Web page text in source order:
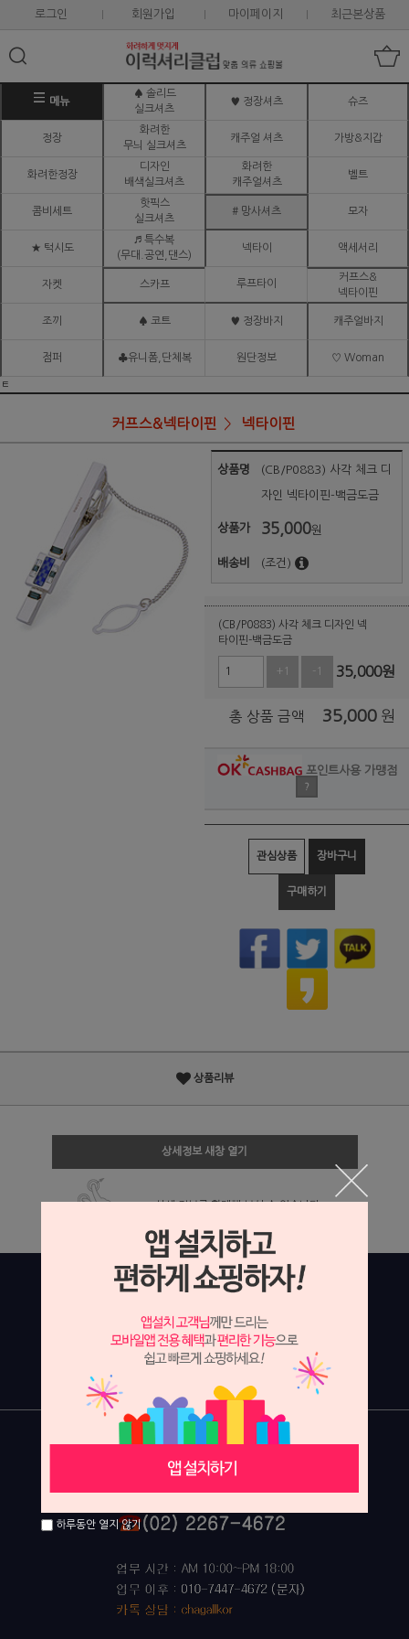
로그인 회원가입 마이페이지 최근본상품
메뉴
♠ 솔리드
실크셔츠
♥ 정장셔츠 슈즈
정장
화려한
무늬 실크셔츠
캐주얼 셔츠 가방&지갑
화려한정장
디자인
배색실크셔츠
화려한
캐주얼셔츠
벨트
콤비세트
핫픽스
실크셔츠
# 망사셔츠 모자
★ 턱시도
♬ 특수복
(무대.공연,댄스)
넥타이 액세서리
자켓 스카프 루프타이
커프스&
넥타이핀
조끼 ♠ 코트 ♥ 정장바지 캐주얼바지
점퍼 ♣유니폼,단체복 원단정보 ♡ Woman
ㅌ
커프스&넥타이핀 넥타이핀
상품명 (CB/P0883) 사각 체크 디
자인 넥타이핀-백금도금
상품가 35,000원
배송비 (조건)
(CB/P0883) 사각 체크 디자인 넥
타이핀-백금도금
+1 -1 35,000원
총 상품 금액 35,000 원
포인트사용 가맹점
?
관심상품 장바구니
구매하기
상품리뷰
상세정보 새창 열기
상세 정보를 확대해 보실 수 있습니다.
하루동안 열지 않기